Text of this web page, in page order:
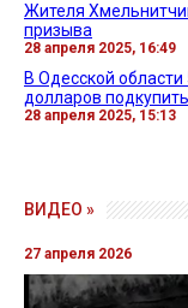
Жителя
призыва
28 апреля 2025, 16:49
В Одесской
долларов
28 апреля 2025, 15:13
ВИДЕО »
27 апреля 2026